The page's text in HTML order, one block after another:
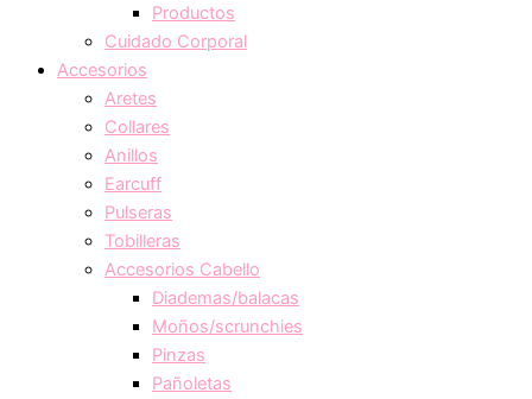
Productos
Cuidado Corporal
Accesorios
Aretes
Collares
Anillos
Earcuff
Pulseras
Tobilleras
Accesorios Cabello
Diademas/balacas
Moños/scrunchies
Pinzas
Pañoletas